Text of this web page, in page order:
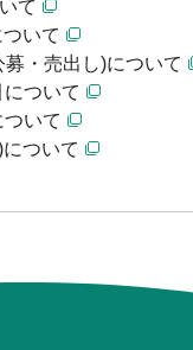
て
いて
募・売出し)について
ついて
いて
ついて